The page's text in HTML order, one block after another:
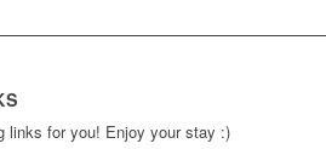
links for you! Enjoy your stay :)